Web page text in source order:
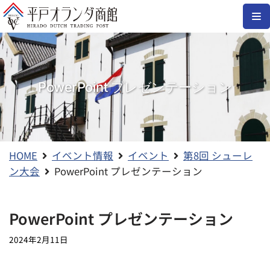
コ
ン
テ
ン
ツ
へ
ス
キ
プ
PowerPoint プレゼンテーション
HOME イベント情報 イベント
第8回 シューレ
ン大会
PowerPoint プレゼンテーション
PowerPoint プレゼンテーション
2024年2月11日